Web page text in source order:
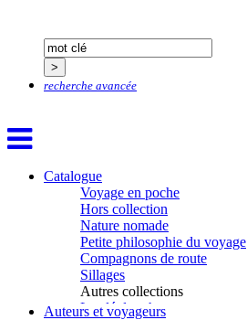
recherche avancée
Catalogue
Voyage en poche
Hors collection
Nature nomade
Petite philosophie du voyage
Compagnons de route
Sillages
Autres collections
La clé des champs
Auteurs et voyageurs
Carbonnaux Stéphan
Caritey Rémi
Caufriez Anne
Chastel Marie
Chaud Marianne
Chenot Philippe
Chicurel Arnaud
Clémenceau Adrien
Colonna d’Istria Jérôme
Conesa Gabriel
Corazza Pascal
Cotta Jean-Marc